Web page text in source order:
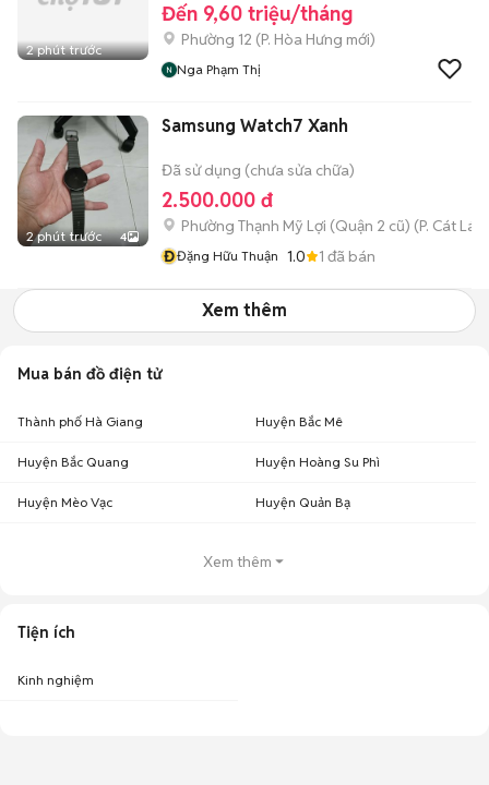
2 phút trước
Đến 9,60 triệu/tháng
Phường 12 (P. Hòa Hưng mới)
Nga Phạm Thị
2 phút trước 4
Samsung Watch7 Xanh
Đã sử dụng (chưa sửa chữa)
2.500.000 đ
Phường Thạnh Mỹ Lợi (Quận 2 cũ) (P. Cát Lái
ĐĐặng Hữu Thuận 1.0 1 đã bán
Xem thêm
Mua bán đồ điện tử
Thành phố Hà Giang Huyện Bắc Mê
Huyện Bắc Quang Huyện Hoàng Su Phì
Huyện Mèo Vạc Huyện Quản Bạ
Xem thêm
Tiện ích
Kinh nghiệm